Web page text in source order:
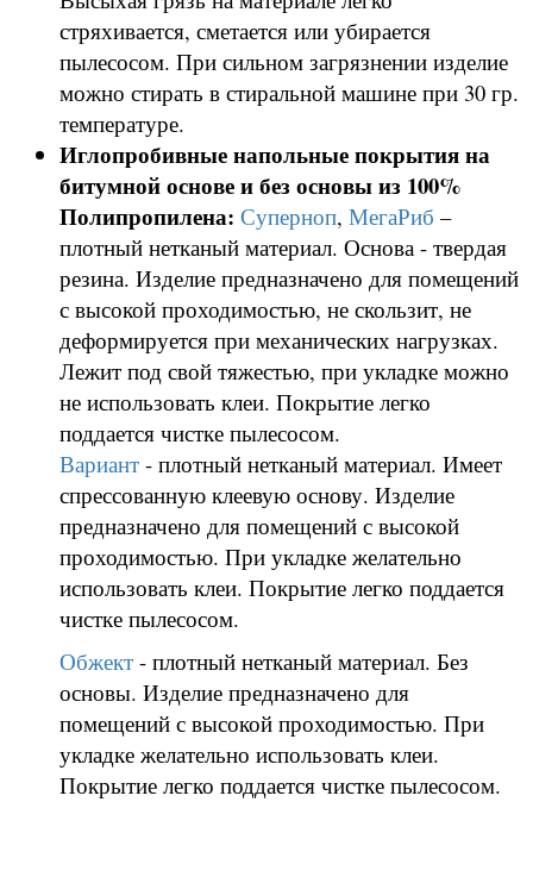
стряхивается, сметается или убирается
пылесосом. При сильном загрязнении изделие
можно стирать в стиральной машине при 30 гр.
температуре.
Иглопробивные напольные покрытия на
битумной основе и без основы из 100%
Полипропилена: Суперноп, МегаРиб –
плотный нетканый материал. Основа - твердая
резина. Изделие предназначено для помещений
с высокой проходимостью, не скользит, не
деформируется при механических нагрузках.
Лежит под свой тяжестью, при укладке можно
не использовать клеи. Покрытие легко
поддается чистке пылесосом.
Вариант - плотный нетканый материал. Имеет
спрессованную клеевую основу. Изделие
предназначено для помещений с высокой
проходимостью. При укладке желательно
использовать клеи. Покрытие легко поддается
чистке пылесосом.
Обжект - плотный нетканый материал. Без
основы. Изделие предназначено для
помещений с высокой проходимостью. При
укладке желательно использовать клеи.
Покрытие легко поддается чистке пылесосом.